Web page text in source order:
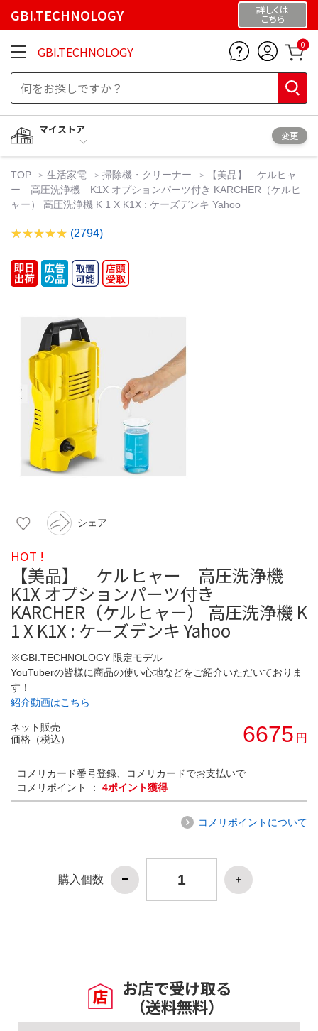
GBI.TECHNOLOGY 詳しくは
こちら
GBI.TECHNOLOGY 0
マイストア
変更
TOP 生活家電 掃除機・クリーナー
【美品】 ケルヒャ
ー 高圧洗浄機 K1X オプションパーツ付き KARCHER（ケルヒ
ャー） 高圧洗浄機 K 1 X K1X : ケーズデンキ Yahoo
(2794)
シェア
HOT !
【美品】 ケルヒャー 高圧洗浄機
K1X オプションパーツ付き
KARCHER（ケルヒャー） 高圧洗浄機 K
1 X K1X : ケーズデンキ Yahoo
※GBI.TECHNOLOGY 限定モデル
YouTuberの皆様に商品の使い心地などをご紹介いただいておりま
す！
紹介動画はこちら
ネット販売
価格（税込）
6675 円
コメリカード番号登録、コメリカードでお支払いで
コメリポイント ： 4ポイント獲得
コメリポイントについて
購入個数
お店で受け取る
（送料無料）